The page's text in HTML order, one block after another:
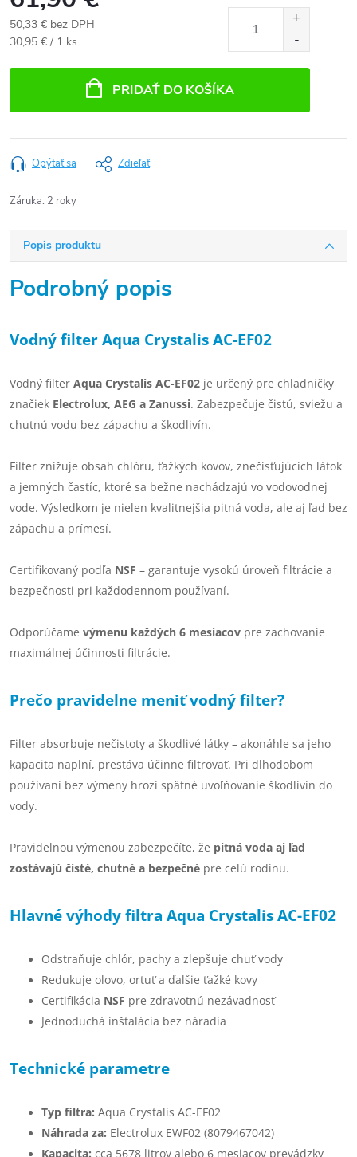
50,33 € bez DPH
Jednotková
30,95 € / 1 ks
PRIDAŤ DO KOŠÍKA
Opýtať sa Zdieľať
Záruka: 2 roky
Popis produktu
Podrobný popis
Vodný filter Aqua Crystalis AC-EF02
Vodný filter Aqua Crystalis AC-EF02 je určený pre chladničky
značiek Electrolux, AEG a Zanussi. Zabezpečuje čistú, sviežu a
chutnú vodu bez zápachu a škodlivín.
Filter znižuje obsah chlóru, ťažkých kovov, znečisťujúcich látok
a jemných častíc, ktoré sa bežne nachádzajú vo vodovodnej
vode. Výsledkom je nielen kvalitnejšia pitná voda, ale aj ľad bez
zápachu a prímesí.
Certifikovaný podľa NSF – garantuje vysokú úroveň filtrácie a
bezpečnosti pri každodennom používaní.
Odporúčame výmenu každých 6 mesiacov pre zachovanie
maximálnej účinnosti filtrácie.
Prečo pravidelne meniť vodný filter?
Filter absorbuje nečistoty a škodlivé látky – akonáhle sa jeho
kapacita naplní, prestáva účinne filtrovať. Pri dlhodobom
používaní bez výmeny hrozí spätné uvoľňovanie škodlivín do
vody.
Pravidelnou výmenou zabezpečíte, že pitná voda aj ľad
zostávajú čisté, chutné a bezpečné pre celú rodinu.
Hlavné výhody filtra Aqua Crystalis AC-EF02
Odstraňuje chlór, pachy a zlepšuje chuť vody
Redukuje olovo, ortuť a ďalšie ťažké kovy
Certifikácia NSF pre zdravotnú nezávadnosť
Jednoduchá inštalácia bez náradia
Technické parametre
Typ filtra: Aqua Crystalis AC-EF02
Náhrada za: Electrolux EWF02 (8079467042)
Kapacita: cca 5678 litrov alebo 6 mesiacov prevádzky